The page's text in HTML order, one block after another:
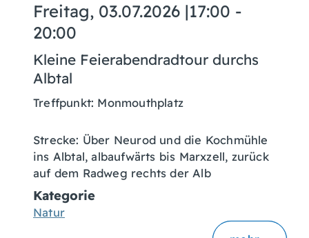
Freitag, 03.07.2026 |17:00 -
20:00
Kleine Feierabendradtour durchs
Albtal
Treffpunkt: Monmouthplatz
Strecke: Über Neurod und die Kochmühle
ins Albtal, albaufwärts bis Marxzell, zurück
auf dem Radweg rechts der Alb
Kategorie
Natur